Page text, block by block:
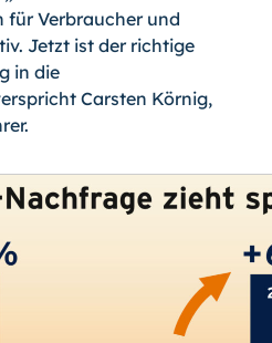
Verbraucher und
Jetzt ist der richtige
in die
Carsten Körnig,